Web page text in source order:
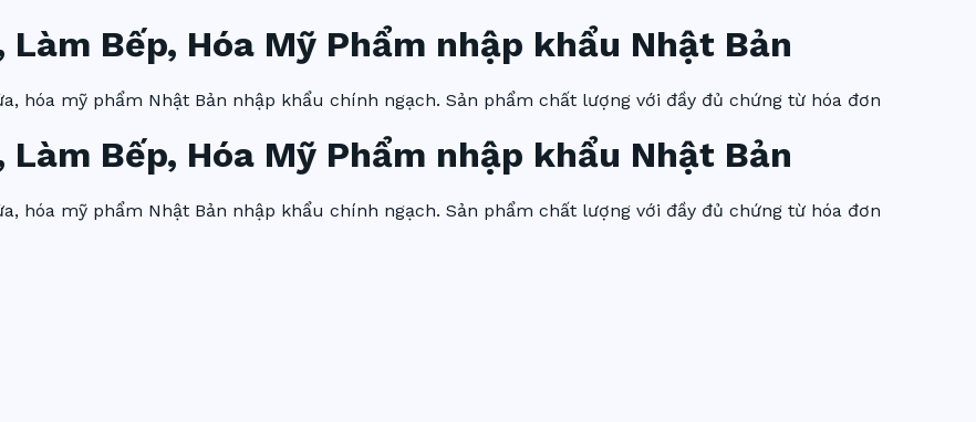
Bếp, Hóa Mỹ Phẩm nhập khẩu Nhật Bản
hóa mỹ phẩm Nhật Bản nhập khẩu chính ngạch. Sản phẩm chất lượng với đầy đủ chứng từ hóa đơn
Bếp, Hóa Mỹ Phẩm nhập khẩu Nhật Bản
hóa mỹ phẩm Nhật Bản nhập khẩu chính ngạch. Sản phẩm chất lượng với đầy đủ chứng từ hóa đơn